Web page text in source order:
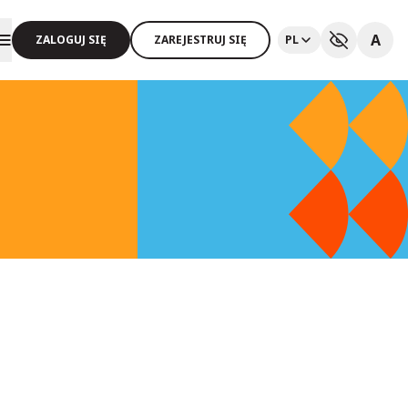
ZALOGUJ SIĘ ZAREJESTRUJ SIĘ PL A